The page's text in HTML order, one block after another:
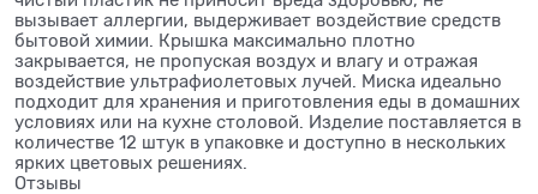
вызывает аллергии, выдерживает воздействие средств
бытовой химии. Крышка максимально плотно
закрывается, не пропуская воздух и влагу и отражая
воздействие ультрафиолетовых лучей. Миска идеально
подходит для хранения и приготовления еды в домашних
условиях или на кухне столовой. Изделие поставляется в
количестве 12 штук в упаковке и доступно в нескольких
ярких цветовых решениях.
Отзывы